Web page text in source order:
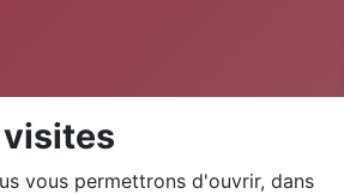
vous permettrons d'ouvrir, dans